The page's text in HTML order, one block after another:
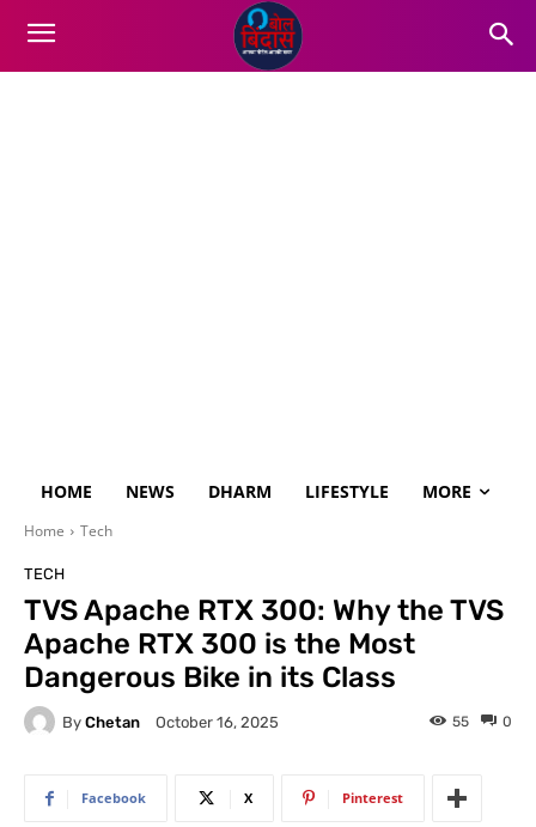
HOME NEWS DHARM LIFESTYLE MORE
Home Tech
TECH
TVS Apache RTX 300: Why the TVS
Apache RTX 300 is the Most
Dangerous Bike in its Class
By Chetan October 16, 2025 0
55
Facebook X Pinterest